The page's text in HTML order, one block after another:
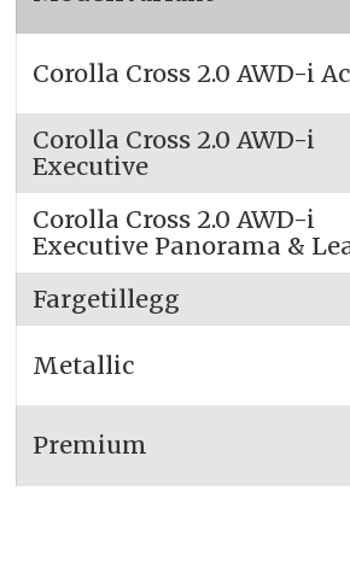
Corolla Cross 2.0 AWD-i
Corolla Cross 2.0 AWD-i
Executive
Corolla Cross 2.0 AWD-i
Executive Panorama &
Fargetillegg
Metallic
Premium